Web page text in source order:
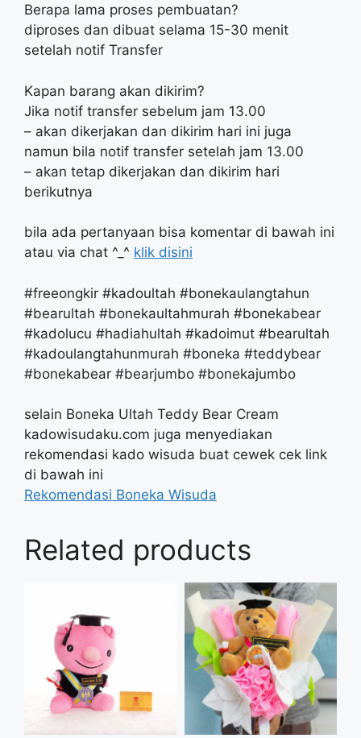
Berapa lama proses pembuatan?
diproses dan dibuat selama 15-30 menit
setelah notif Transfer
Kapan barang akan dikirim?
Jika notif transfer sebelum jam 13.00
– akan dikerjakan dan dikirim hari ini juga
namun bila notif transfer setelah jam 13.00
– akan tetap dikerjakan dan dikirim hari
berikutnya
bila ada pertanyaan bisa komentar di bawah ini
atau via chat ^_^ klik disini
#freeongkir #kadoultah #bonekaulangtahun
#bearultah #bonekaultahmurah #bonekabear
#kadolucu #hadiahultah #kadoimut #bearultah
#kadoulangtahunmurah #boneka #teddybear
#bonekabear #bearjumbo #bonekajumbo
selain Boneka Ultah Teddy Bear Cream
kadowisudaku.com juga menyediakan
rekomendasi kado wisuda buat cewek cek link
di bawah ini
Rekomendasi Boneka Wisuda
Related products